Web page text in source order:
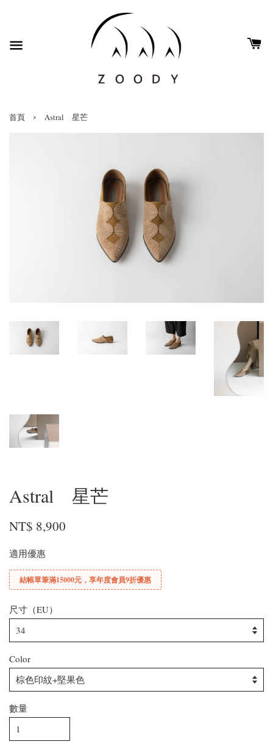
首頁 › Astral 星芒
Astral 星芒
NT$ 8,900
適用優惠
結帳單筆滿15000元，享年度會員9折優惠
尺寸（EU）
Color
數量